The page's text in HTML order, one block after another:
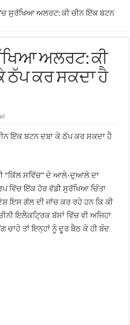
ਸੁਰੱਖਿਆ ਅਲਰਟ: ਕੀ ਚੀਨ ਇੱਕ ਬਟਨ
ਅਲਰਟ: ਕੀ
ਠੱਪ ਕਰ ਸਕਦਾ ਹੈ
ਇੱਕ ਬਟਨ ਦਬਾ ਕੇ ਠੱਪ ਕਰ ਸਕਦਾ ਹੈ
“ਕਿੱਲ ਸਵਿੱਚ” ਦੇ ਆਲੇ-ਦੁਆਲੇ ਦਾ
ਵਿੱਚ ਇੱਕ ਹੋਰ ਵੱਡੀ ਸੁਰੱਖਿਆ ਚਿੰਤਾ
ਗੱਲ ਦੀ ਜਾਂਚ ਕਰ ਰਹੇ ਹਨ ਕਿ ਕੀ
ਇਲੈਕਟ੍ਰਿਕ ਬੱਸਾਂ ਵਿੱਚ ਵੀ ਅਜਿਹਾ
ਚਾਹੇ ਤਾਂ ਇਨ੍ਹਾਂ ਨੂੰ ਦੂਰ ਬੈਠ ਕੇ ਹੀ ਬੰਦ